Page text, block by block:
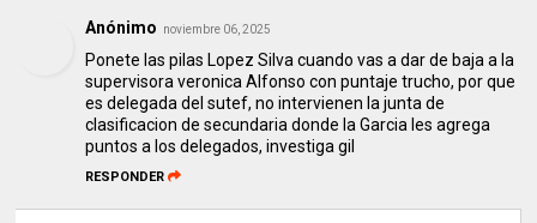
Anónimo noviembre 06, 2025
Ponete las pilas Lopez Silva cuando vas a dar de baja a la
supervisora veronica Alfonso con puntaje trucho, por que
es delegada del sutef, no intervienen la junta de
clasificacion de secundaria donde la Garcia les agrega
puntos a los delegados, investiga gil
RESPONDER